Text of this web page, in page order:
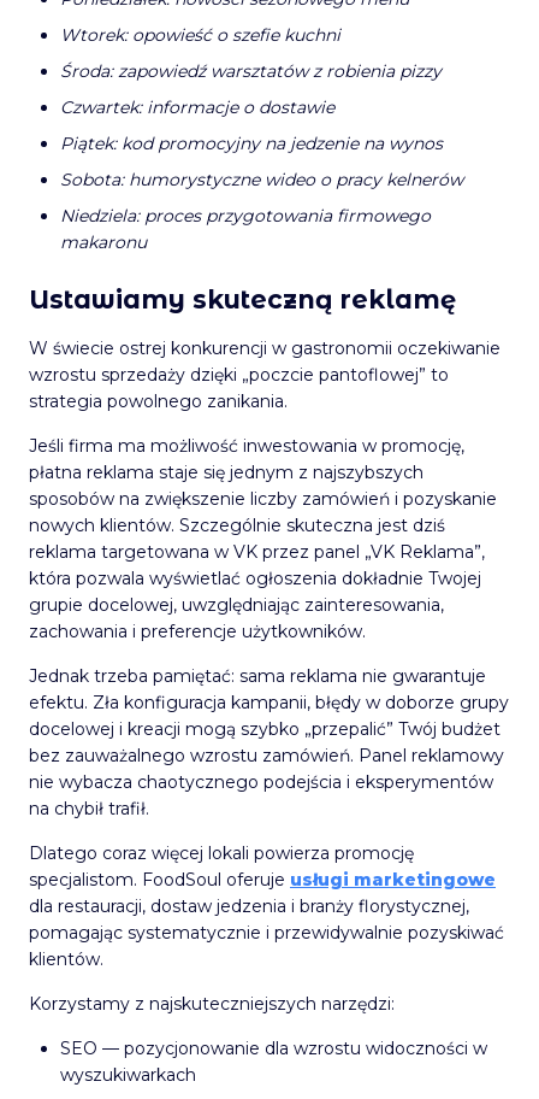
Wtorek: opowieść o szefie kuchni
Środa: zapowiedź warsztatów z robienia pizzy
Czwartek: informacje o dostawie
Piątek: kod promocyjny na jedzenie na wynos
Sobota: humorystyczne wideo o pracy kelnerów
Niedziela: proces przygotowania firmowego
makaronu
Ustawiamy skuteczną reklamę
W świecie ostrej konkurencji w gastronomii oczekiwanie
wzrostu sprzedaży dzięki „poczcie pantoflowej” to
strategia powolnego zanikania.
Jeśli firma ma możliwość inwestowania w promocję,
płatna reklama staje się jednym z najszybszych
sposobów na zwiększenie liczby zamówień i pozyskanie
nowych klientów. Szczególnie skuteczna jest dziś
reklama targetowana w VK przez panel „VK Reklama”,
która pozwala wyświetlać ogłoszenia dokładnie Twojej
grupie docelowej, uwzględniając zainteresowania,
zachowania i preferencje użytkowników.
Jednak trzeba pamiętać: sama reklama nie gwarantuje
efektu. Zła konfiguracja kampanii, błędy w doborze grupy
docelowej i kreacji mogą szybko „przepalić” Twój budżet
bez zauważalnego wzrostu zamówień. Panel reklamowy
nie wybacza chaotycznego podejścia i eksperymentów
na chybił trafił.
Dlatego coraz więcej lokali powierza promocję
specjalistom. FoodSoul oferuje usługi marketingowe
dla restauracji, dostaw jedzenia i branży florystycznej,
pomagając systematycznie i przewidywalnie pozyskiwać
klientów.
Korzystamy z najskuteczniejszych narzędzi:
SEO — pozycjonowanie dla wzrostu widoczności w
wyszukiwarkach